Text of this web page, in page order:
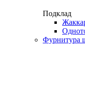
Подклад
Фурнитура